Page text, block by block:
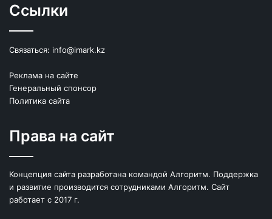
Ссылки
Связаться: info@imark.kz
Реклама на сайте
Генеральный спонсор
Политика сайта
Права на сайт
Концепция сайта разработана командой Алгоритм. Поддержка
и развитие производится сотрудниками Алгоритм. Сайт
работает с 2017 г.